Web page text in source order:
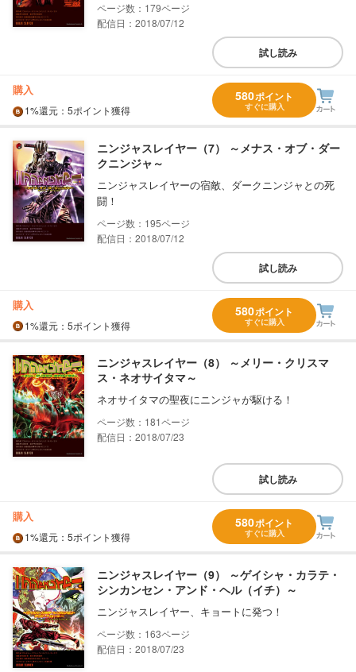
179
配信日：2018/07/12
試し読み
購入
1%還元 ：5ポイント獲得
580ポイント
すぐに購入
ニンジャスレイヤー（7） ～メナス・オブ・ダー
クニンジャ～
ニンジャスレイヤーの宿敵、ダークニンジャとの死
闘！
195
配信日：2018/07/12
試し読み
購入
1%還元 ：5ポイント獲得
580ポイント
すぐに購入
ニンジャスレイヤー（8） ～メリー・クリスマ
ス・ネオサイタマ～
ネオサイタマの聖夜にニンジャが駆ける！
181
配信日：2018/07/23
試し読み
購入
1%還元 ：5ポイント獲得
580ポイント
すぐに購入
ニンジャスレイヤー（9） ～ゲイシャ・カラテ・
シンカンセン・アンド・ヘル（イチ）～
ニンジャスレイヤー、キョートに発つ！
163
配信日：2018/07/23